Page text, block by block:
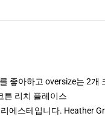
좋아하고 oversize는 2개
튼 리치 플레이스
에스테입니다. Heather